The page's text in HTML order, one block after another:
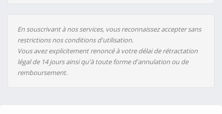
En souscrivant à nos services, vous reconnaissez accepter sans
restrictions nos conditions d'utilisation.
Vous avez explicitement renoncé à votre délai de rétractation
légal de 14 jours ainsi qu'à toute forme d'annulation ou de
remboursement.